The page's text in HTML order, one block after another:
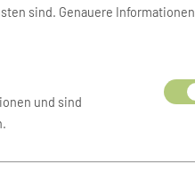
sind. Genauere Informationen
und sind